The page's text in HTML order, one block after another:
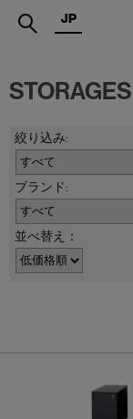
.
SERVICES
PROJECTS
MAGAZINE
SUPPORT
JP
並べ替え：